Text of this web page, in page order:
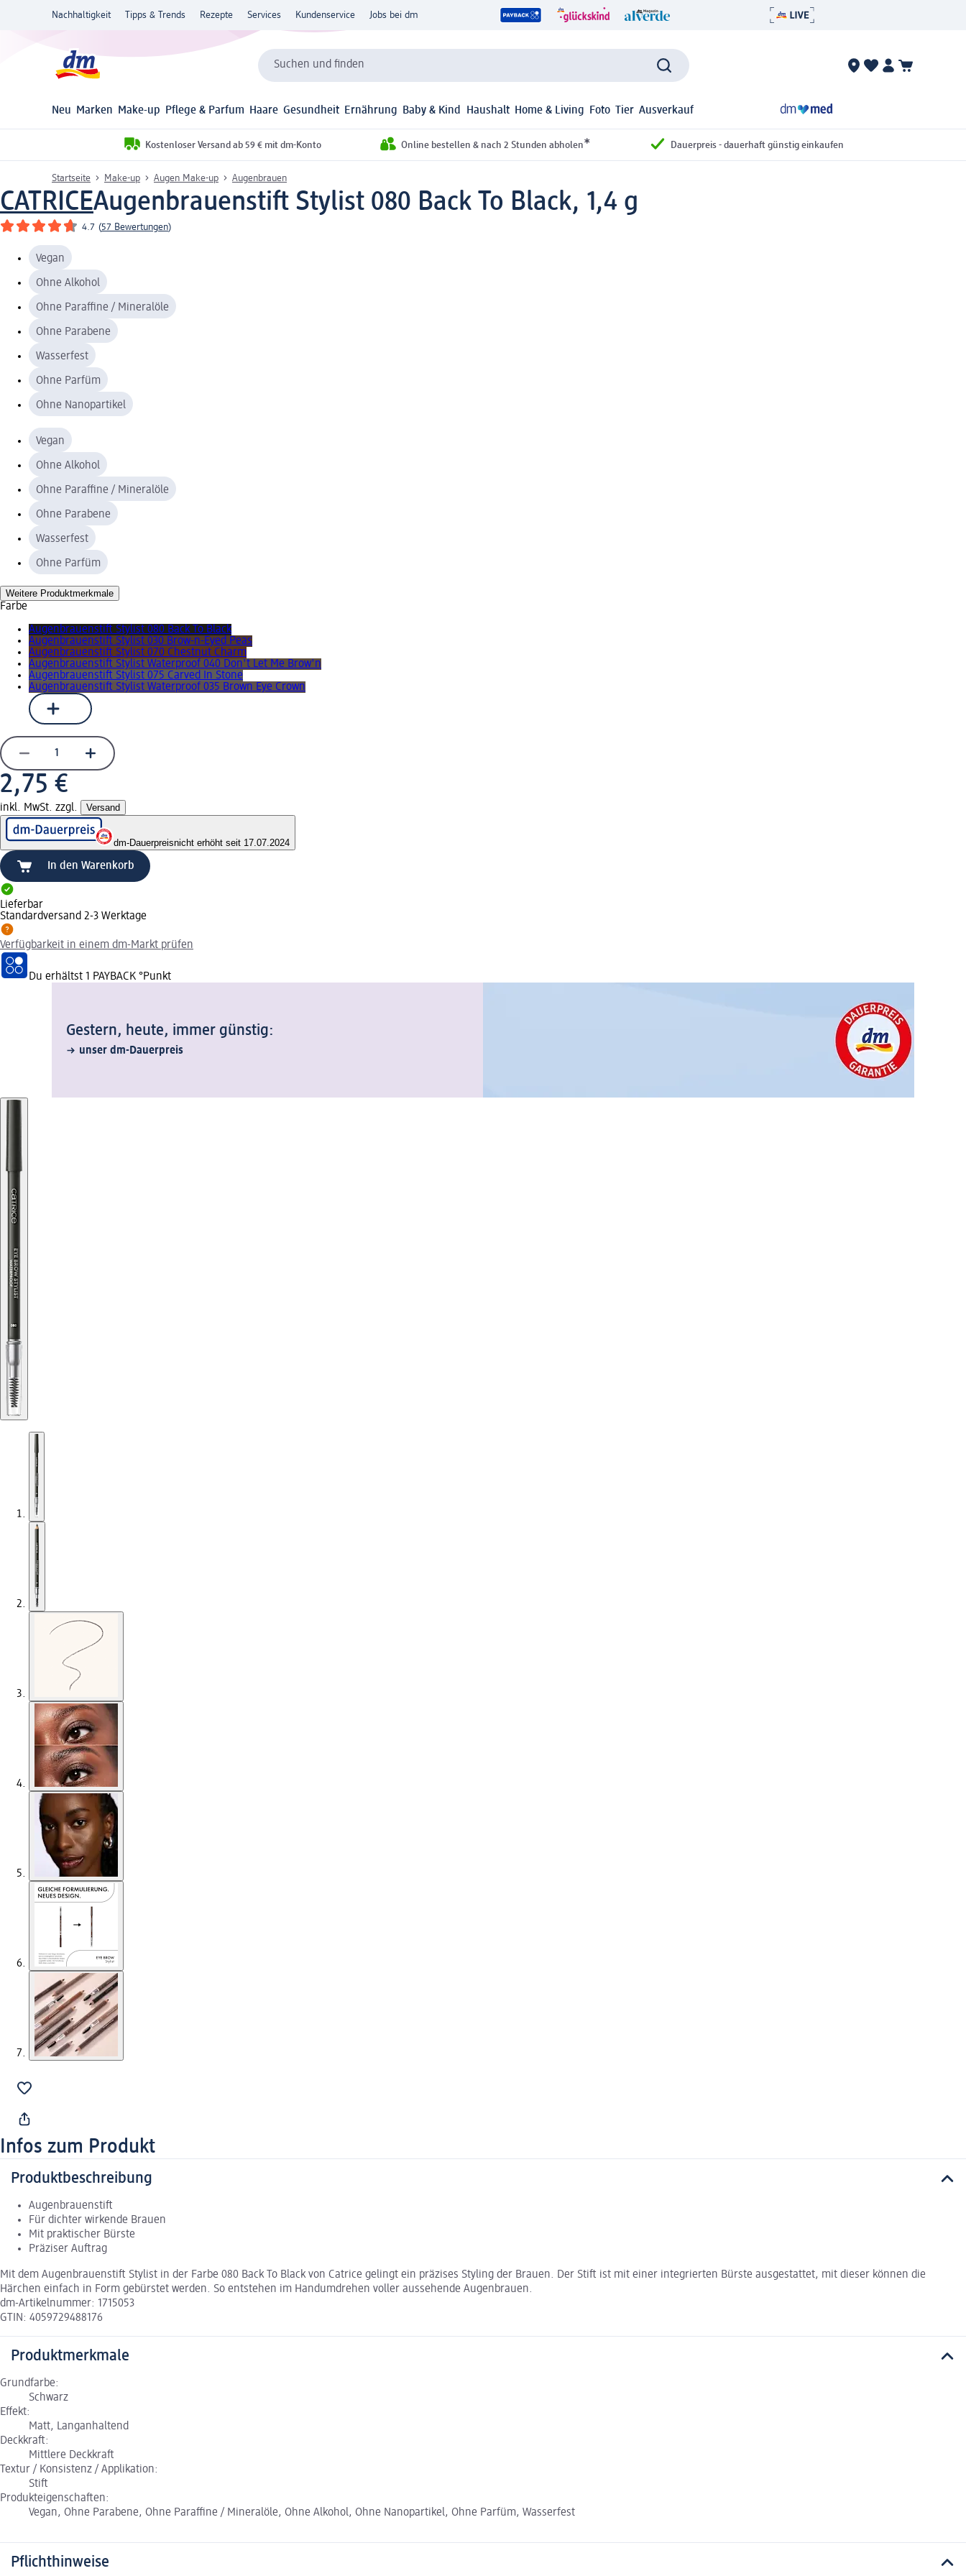
Nachhaltigkeit Tipps & Trends Rezepte Services Kundenservice Jobs bei dm
Suchen und finden
Neu Marken Make-up Pflege & Parfum Haare Gesundheit Ernährung Baby & Kind Haushalt Home & Living Foto Tier Ausverkauf
Kostenloser Versand ab 59 € mit dm-Konto Online bestellen & nach 2 Stunden abholen* Dauerpreis - dauerhaft günstig einkaufen
Startseite Make-up Augen Make-up Augenbrauen
CATRICEAugenbrauenstift Stylist 080 Back To Black, 1,4 g
4.7 (57 Bewertungen)
Vegan
Ohne Alkohol
Ohne Paraffine / Mineralöle
Ohne Parabene
Wasserfest
Ohne Parfüm
Ohne Nanopartikel
Vegan
Ohne Alkohol
Ohne Paraffine / Mineralöle
Ohne Parabene
Wasserfest
Ohne Parfüm
Weitere Produktmerkmale
Farbe
Augenbrauenstift Stylist 080 Back To Black
Augenbrauenstift Stylist 030 Brow-n-Eyed Peas
Augenbrauenstift Stylist 070 Chestnut Charm
Augenbrauenstift Stylist Waterproof 040 Don't Let Me Brow'n
Augenbrauenstift Stylist 075 Carved In Stone
Augenbrauenstift Stylist Waterproof 035 Brown Eye Crown
2,75 €
inkl. MwSt. zzgl. Versand
dm-Dauerpreisnicht erhöht seit 17.07.2024
In den Warenkorb
Lieferbar
Standardversand 2-3 Werktage
Verfügbarkeit in einem dm-Markt prüfen
Du erhältst 1 PAYBACK °Punkt
Gestern, heute, immer günstig:
unser dm-Dauerpreis
Infos zum Produkt
Produktbeschreibung
Augenbrauenstift
Für dichter wirkende Brauen
Mit praktischer Bürste
Präziser Auftrag
Mit dem Augenbrauenstift Stylist in der Farbe 080 Back To Black von Catrice gelingt ein präzises Styling der Brauen. Der Stift ist mit einer integrierten Bürste ausgestattet, mit dieser können die
Härchen einfach in Form gebürstet werden. So entstehen im Handumdrehen voller aussehende Augenbrauen.
dm-Artikelnummer: 1715053
GTIN: 4059729488176
Produktmerkmale
Grundfarbe:
Schwarz
Effekt:
Matt, Langanhaltend
Deckkraft:
Mittlere Deckkraft
Textur / Konsistenz / Applikation:
Stift
Produkteigenschaften:
Vegan, Ohne Parabene, Ohne Paraffine / Mineralöle, Ohne Alkohol, Ohne Nanopartikel, Ohne Parfüm, Wasserfest
Pflichthinweise